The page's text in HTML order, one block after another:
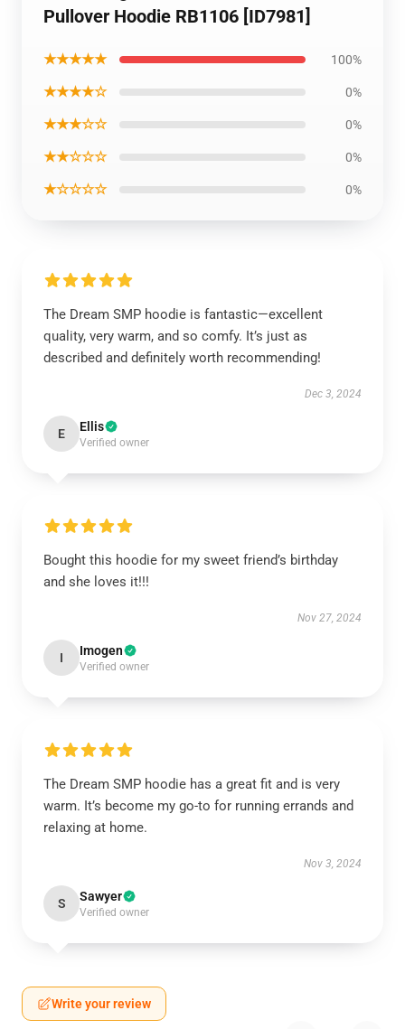
Pullover Hoodie RB1106 [ID7981]
★★★★★ 100%
★★★★☆ 0%
★★★☆☆ 0%
★★☆☆☆ 0%
★☆☆☆☆ 0%
The Dream SMP hoodie is fantastic—excellent
quality, very warm, and so comfy. It’s just as
described and definitely worth recommending!
Dec 3, 2024
E Ellis
Verified owner
Bought this hoodie for my sweet friend’s birthday
and she loves it!!!
Nov 27, 2024
I Imogen
Verified owner
The Dream SMP hoodie has a great fit and is very
warm. It’s become my go-to for running errands and
relaxing at home.
Nov 3, 2024
S Sawyer
Verified owner
Write your review